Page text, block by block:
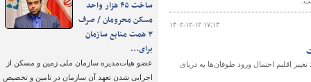
ساخت ۴۵ هزار واحد
مسکن محرومان / صرف
۳ همت منابع سازمان
برای…
عضو هیات‌مدیره سازمان ملی زمین و مسکن از
اجرایی شدن تعهد آن سازمان در تامین و تخصیص
۱۴۰۲-۱۲-۱۲ ۱۷:۱۳
اقلیم احتمال ورود طوفان‌ها به دریای